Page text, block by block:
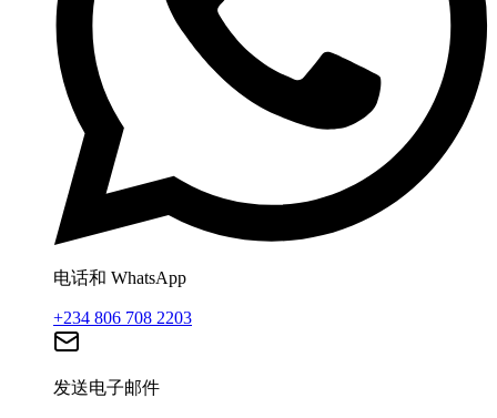
电话和 WhatsApp
+234 806 708 2203
发送电子邮件